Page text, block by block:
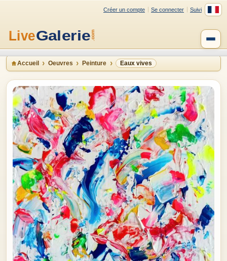
Créer un compte Se connecter Suivi
Accueil Oeuvres Peinture Eaux vives